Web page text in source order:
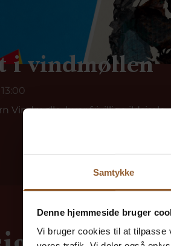
Samtykke
Denne hjemmeside bruger
Vi bruger cookies til at tilpasse
i vindmøllen
Vindmølle, hvor frivillige ildsjæle